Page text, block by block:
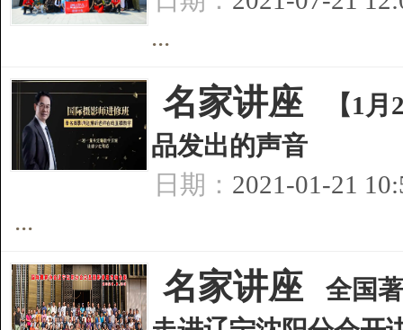
...
名家讲座
【1
品发出的声音
日期： 2021-01-21
...
名家讲座
全国